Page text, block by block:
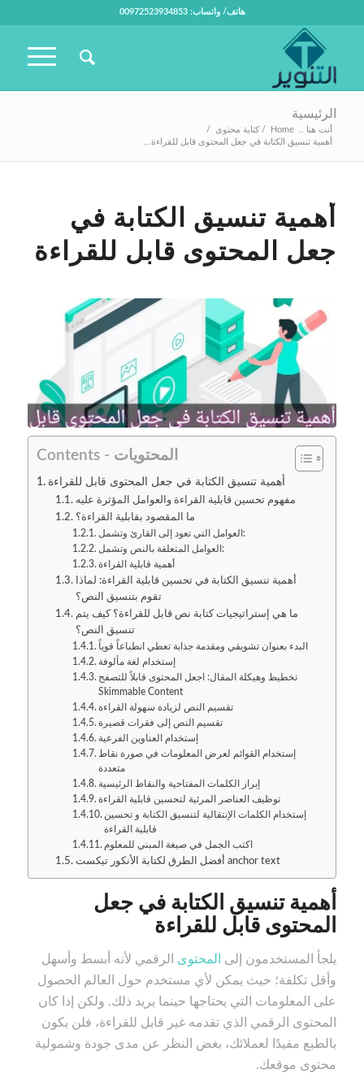
هاتف/ واتساب: 00972523934853
الرئيسية
أنت هنا .. Home
/ كتابة محتوى
/
أهمية تنسيق الكتابة في جعل المحتوى قابل للقراءة...
أهمية تنسيق الكتابة في
جعل المحتوى قابل للقراءة
Contents - المحتويات
أهمية تنسيق الكتابة في جعل المحتوى قابل للقراءة
مفهوم تحسين قابلية القراءة والعوامل المؤثرة عليه
ما المقصود بقابلية القراءة؟
العوامل التي تعود إلى القارئ وتشمل:
العوامل المتعلقة بالنص وتشمل:
أهمية قابلية القراءة
أهمية تنسيق الكتابة في تحسين قابلية القراءة: لماذا
تقوم بتنسيق النص؟
ما هي إستراتيجيات كتابة نص قابل للقراءة؟ كيف يتم
تنسيق النص؟
البدء بعنوان تشويقي ومقدمة جذابة تعطي انطباعاً قوياً
إستخدام لغة مألوفة
تخطيط وهيكلة المقال: اجعل المحتوى قابلاً للتصفح
Skimmable Content
تقسيم النص لزيادة سهولة القراءة
تقسيم النص إلى فقرات قصيرة
إستخدام العناوين الفرعية
إستخدام القوائم لعرض المعلومات في صورة نقاط
متعددة
إبراز الكلمات المفتاحية والنقاط الرئيسية
توظيف العناصر المرئية لتحسين قابلية القراءة
إستخدام الكلمات الإنتقالية لتنسيق الكتابة و تحسين
قابلية القراءة
اكتب الجمل في صيغة المبني للمعلوم
أفضل الطرق لكتابة الأنكور تيكست anchor text
أهمية تنسيق الكتابة في جعل
المحتوى قابل للقراءة
يلجأ المستخدمون إلى المحتوى الرقمي لأنه أبسط وأسهل
وأقل تكلفة؛ حيث يمكن لأي مستخدم حول العالم الحصول
على المعلومات التي يحتاجها حينما يريد ذلك. ولكن إذا كان
المحتوى الرقمي الذي تقدمه غير قابل للقراءة، فلن يكون
بالطبع مفيدًا لعملائك، بغض النظر عن مدى جودة وشمولية
محتوى موقعك.